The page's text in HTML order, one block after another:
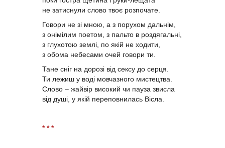
не затиснули слово твоє розпочате.
Говори не зі мною, а з порухом дальнім,
з онімілим поетом, з пальто в роздягальні,
з глухотою землі, по якій не ходити,
з обома небесами очей говори ти.
Тане сніг на дорозі від сексу до серця.
Ти лежиш у воді мовчазного мистецтва.
Слово – жайвір високий чи пауза звисла
від душі, у якій переповнилась Вісла.
* * *